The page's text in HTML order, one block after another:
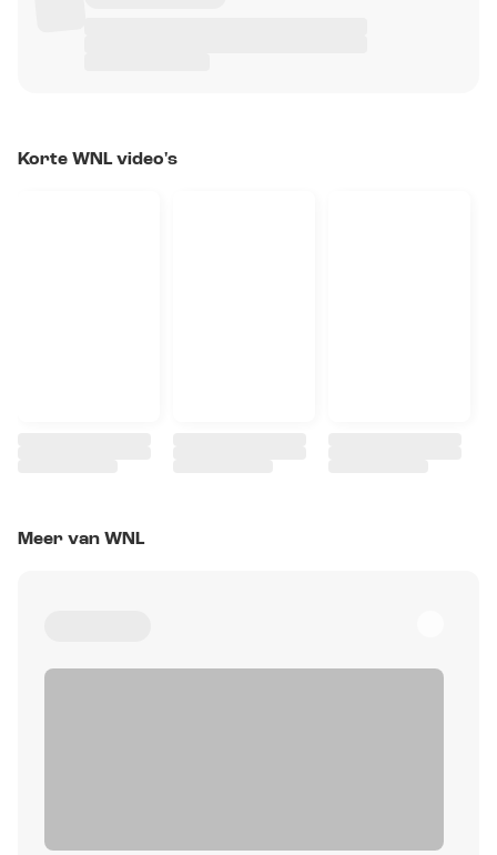
Korte WNL video's
Meer van WNL